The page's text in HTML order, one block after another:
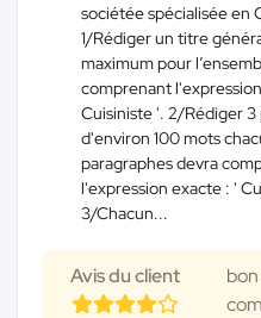
sociétée spécialisée en
1/Rédiger un titre
maximum pour
comprenant
Cuisiniste '. 2/Rédiger 3
d'environ 100 mots
paragraphes devra
l'expression exacte : '
3/Chacun...
Avis du client